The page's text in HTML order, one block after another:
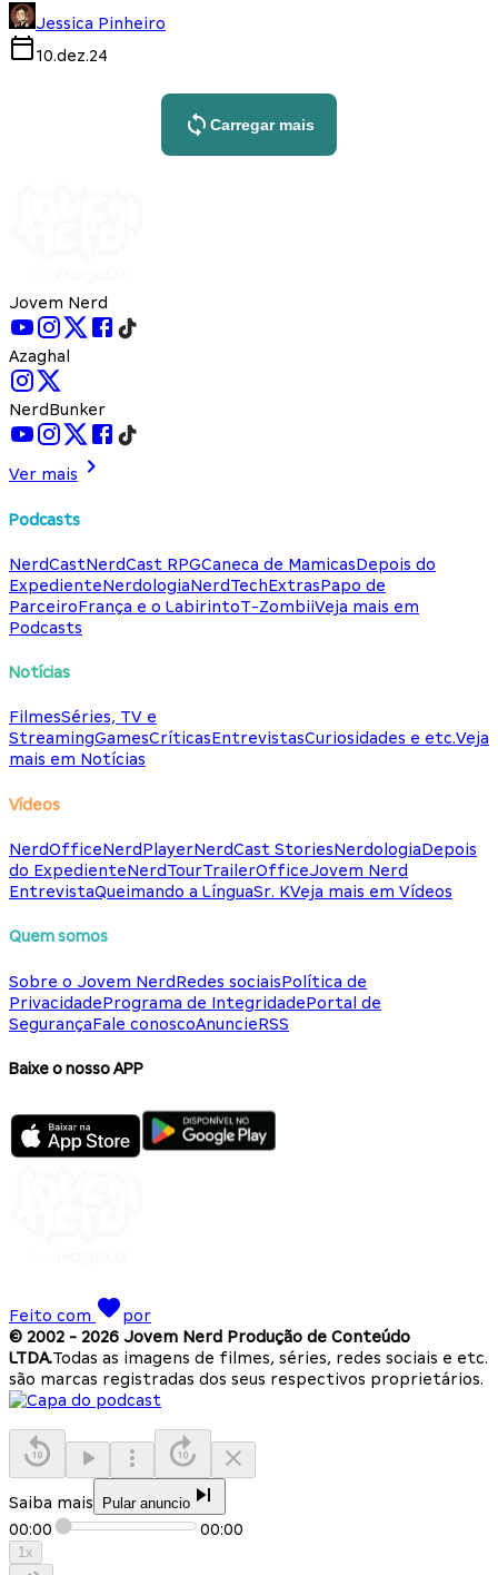
Jessica Pinheiro
10.dez.24
Carregar mais
Jovem Nerd
Azaghal
NerdBunker
Ver mais
Podcasts
NerdCastNerdCast RPGCaneca de MamicasDepois do
ExpedienteNerdologiaNerdTechExtrasPapo de
ParceiroFrança e o LabirintoT-ZombiiVeja mais em
Podcasts
Notícias
FilmesSéries, TV e
StreamingGamesCríticasEntrevistasCuriosidades e etc.Veja
mais em Notícias
Vídeos
NerdOfficeNerdPlayerNerdCast StoriesNerdologiaDepois
do ExpedienteNerdTourTrailerOfficeJovem Nerd
EntrevistaQueimando a LínguaSr. KVeja mais em Vídeos
Quem somos
Sobre o Jovem NerdRedes sociaisPolítica de
PrivacidadePrograma de IntegridadePortal de
SegurançaFale conoscoAnuncieRSS
Baixe o nosso APP
Feito com
por
© 2002 - 2026 Jovem Nerd Produção de Conteúdo
LTDA.Todas as imagens de filmes, séries, redes sociais e etc.
são marcas registradas dos seus respectivos proprietários.
Saiba mais Pular anuncio
00:00 00:00
1x